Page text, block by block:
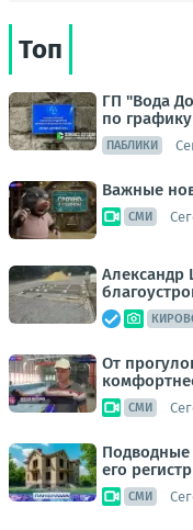
Топ
ГП "Вода
по
ПАБЛИКИ
Важные
СМИ
Александр
От
СМИ
Подводные
его
СМИ